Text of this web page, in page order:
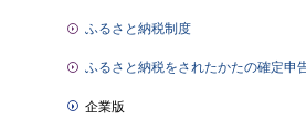
ふるさと納税制度
ふるさと納税をされたかたの確定申
企業版